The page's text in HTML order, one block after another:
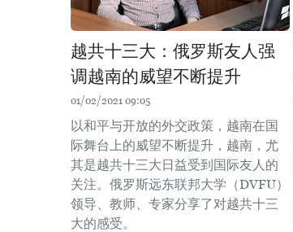
越共十三大：俄罗斯友人强
调越南的威望不断提升
01/02/2021 09:05
以和平与开放的外交政策，越南在国
际舞台上的威望不断提升，越南，尤
其是越共十三大日益受到国际友人的
关注。俄罗斯远东联邦大学（DVFU）
领导、教师、专家分享了对越共十三
大的感受。